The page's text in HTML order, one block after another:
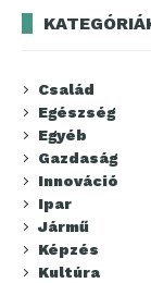
Család
Egészség
Egyéb
Gazdaság
Innováció
Ipar
Jármű
Képzés
Kultúra